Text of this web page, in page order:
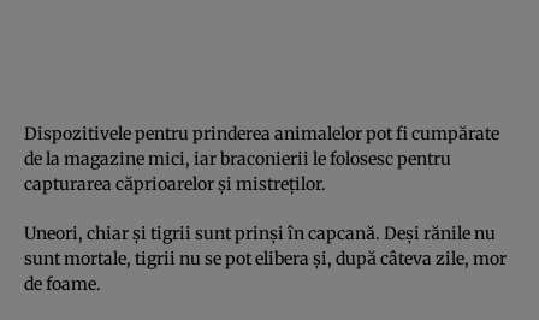
Dispozitivele pentru prinderea animalelor pot fi cumpărate
de la magazine mici, iar braconierii le folosesc pentru
capturarea căprioarelor şi mistreţilor.
Uneori, chiar şi tigrii sunt prinşi în capcană. Deşi rănile nu
sunt mortale, tigrii nu se pot elibera şi, după câteva zile, mor
de foame.